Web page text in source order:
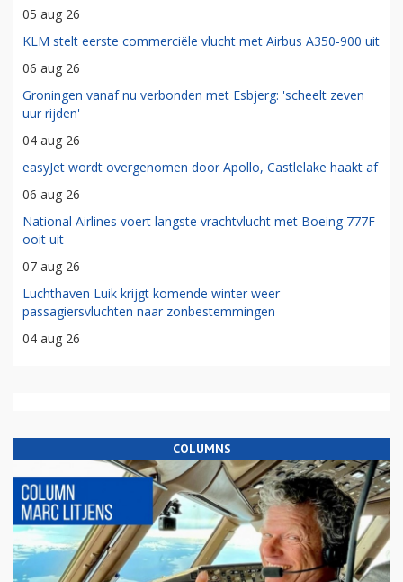
05 aug 26
KLM stelt eerste commerciële vlucht met Airbus A350-900 uit
06 aug 26
Groningen vanaf nu verbonden met Esbjerg: 'scheelt zeven
uur rijden'
04 aug 26
easyJet wordt overgenomen door Apollo, Castlelake haakt af
06 aug 26
National Airlines voert langste vrachtvlucht met Boeing 777F
ooit uit
07 aug 26
Luchthaven Luik krijgt komende winter weer
passagiersvluchten naar zonbestemmingen
04 aug 26
COLUMNS